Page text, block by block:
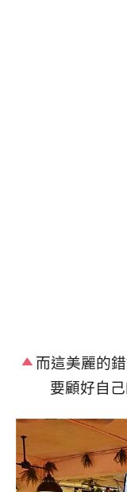
而這美麗的
要顧好自